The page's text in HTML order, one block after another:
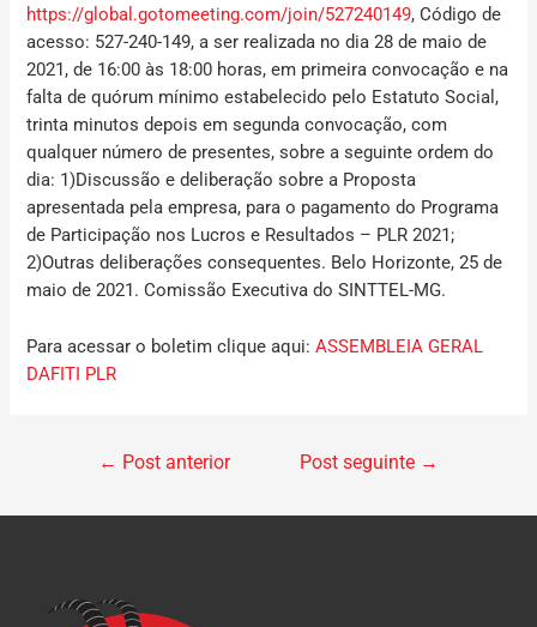
https://global.gotomeeting.com/join/527240149,Código de
acesso: 527-240-149, a ser realizada no dia28 de maio de
2021, de 16:00 às 18:00 horas, em primeira convocação e na
falta de quórum mínimo estabelecido pelo Estatuto Social,
trinta minutos depois em segunda convocação, com
qualquer número de presentes, sobre a seguinte ordem do
dia: 1)Discussão e deliberação sobre a Proposta
apresentada pela empresa, para o pagamento do Programa
de Participação nos Lucros e Resultados – PLR 2021;
2)Outras deliberações consequentes. Belo Horizonte, 25 de
maio de 2021. Comissão Executiva do SINTTEL-MG.
Para acessar o boletim clique aqui:ASSEMBLEIA GERAL
DAFITI PLR
← Post anterior Post seguinte →